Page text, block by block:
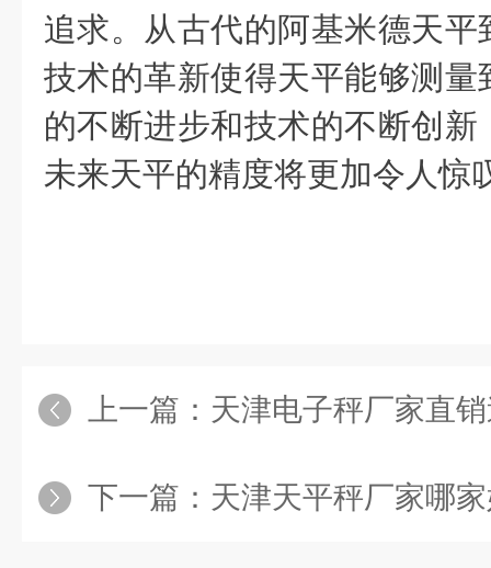
追求。从古代的阿基米德天
技术的革新使得天平能够测
的不断进步和技术的不断创
未来天平的精度将更加令人惊
上一篇： 天津电子秤厂家直销造价低质量
下一篇： 天津天平秤厂家哪家好？称